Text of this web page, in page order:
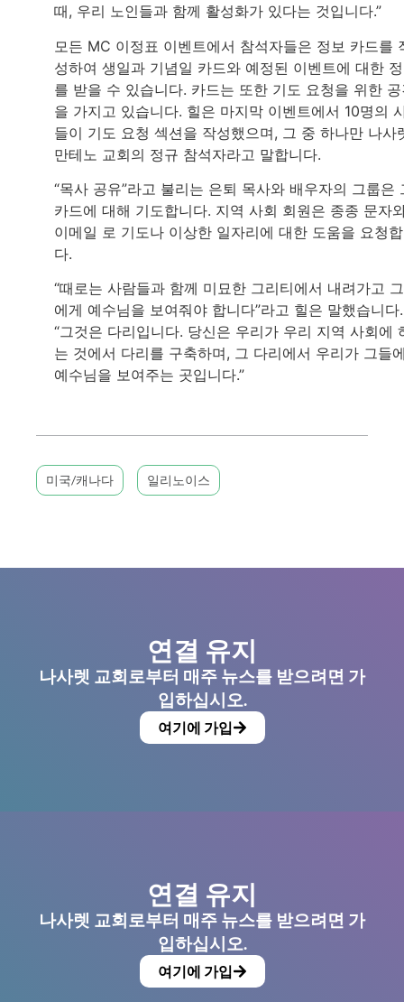
때, 우리 노인들과 함께 활성화가 있다는 것입니다.”
모든 MC 이정표 이벤트에서 참석자들은 정보 카드를
성하여 생일과 기념일 카드와 예정된 이벤트에 대한
를 받을 수 있습니다. 카드는 또한 기도 요청을 위한
을 가지고 있습니다. 힐은 마지막 이벤트에서 10명의
들이 기도 요청 섹션을 작성했으며, 그 중 하나만 나사
만테노 교회의 정규 참석자라고 말합니다.
“목사 공유”라고 불리는 은퇴 목사와 배우자의 그룹은
카드에 대해 기도합니다. 지역 사회 회원은 종종 문자
이메일 로 기도나 이상한 일자리에 대한 도움을 요청
다.
“때로는 사람들과 함께 미묘한 그리티에서 내려가고
에게 예수님을 보여줘야 합니다”라고 힐은 말했습니다.
“그것은 다리입니다. 당신은 우리가 우리 지역 사회에
는 것에서 다리를 구축하며, 그 다리에서 우리가 그들
예수님을 보여주는 곳입니다.”
미국/캐나다 일리노이스
연결 유지
나사렛 교회로부터 매주 뉴스를 받으려면 가
입하십시오.
여기에 가입
연결 유지
나사렛 교회로부터 매주 뉴스를 받으려면 가
입하십시오.
여기에 가입